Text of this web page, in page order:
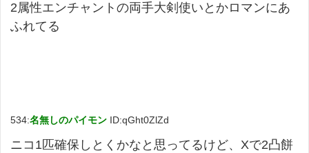
2属性エンチャントの両手大剣使いとかロマンにあ
ふれてる
534:名無しのパイモン ID:qGht0ZlZd
ニコ1匹確保しとくかなと思ってるけど、Xで2凸餅